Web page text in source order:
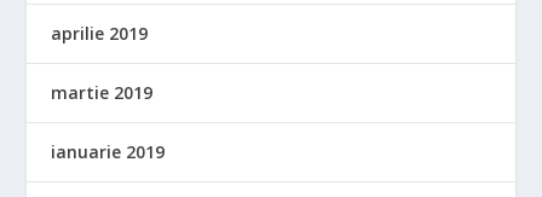
aprilie 2019
martie 2019
ianuarie 2019